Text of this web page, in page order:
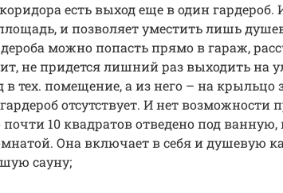
есть выход еще в один гардероб.
и позволяет уместить лишь
можно попасть прямо в гараж,
не придется лишний раз выходить на
в тех. помещение, а из него – на крыльцо
отсутствует. И нет возможности
10 квадратов отведено под ванную,
Она включает в себя и душевую
сауну;